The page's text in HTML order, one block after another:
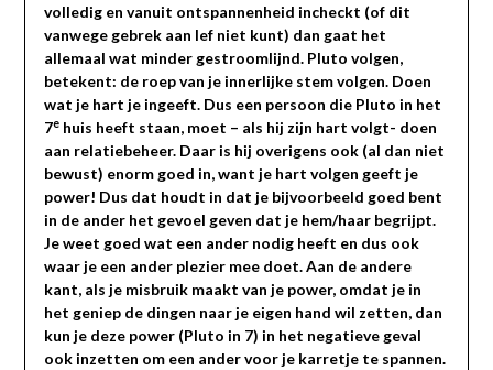
volledig en vanuit ontspannenheid incheckt (of dit
vanwege gebrek aan lef niet kunt) dan gaat het
allemaal wat minder gestroomlijnd. Pluto volgen,
betekent: de roep van je innerlijke stem volgen. Doen
wat je hart je ingeeft. Dus een persoon die Pluto in het
7ehuis heeft staan, moet – als hij zijn hart volgt- doen
aan relatiebeheer. Daar is hij overigens ook (al dan niet
bewust) enorm goed in, want je hart volgen geeft je
power! Dus dat houdt in dat je bijvoorbeeld goed bent
in de ander het gevoel geven dat je hem/haar begrijpt.
Je weet goed wat een ander nodig heeft en dus ook
waar je een ander plezier mee doet. Aan de andere
kant, als je misbruik maakt van je power, omdat je in
het geniep de dingen naar je eigen hand wil zetten, dan
kun je deze power (Pluto in 7) in het negatieve geval
ook inzetten om een ander voor je karretje te spannen.